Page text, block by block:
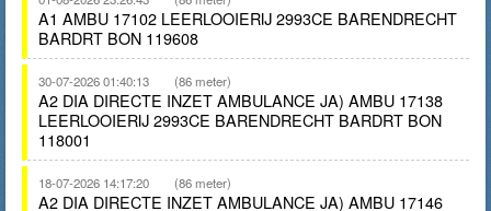
A1 AMBU 17102 LEERLOOIERIJ 2993CE BARENDRECHT
BARDRT BON 119608
30-07-2026 01:40:13 (86 meter)
A2 DIA DIRECTE INZET AMBULANCE JA) AMBU 17138
LEERLOOIERIJ 2993CE BARENDRECHT BARDRT BON
118001
18-07-2026 14:17:20 (86 meter)
A2 DIA DIRECTE INZET AMBULANCE JA) AMBU 17146